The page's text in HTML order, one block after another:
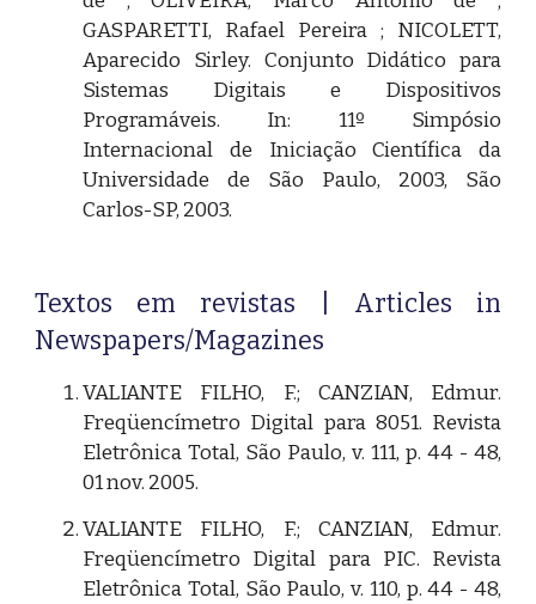
GASPARETTI, Rafael Pereira ; NICOLETT,
Aparecido Sirley. Conjunto Didático para
Sistemas Digitais e Dispositivos
Programáveis. In: 11º Simpósio
Internacional de Iniciação Científica da
Universidade de São Paulo, 2003, São
Carlos-SP, 2003.
Textos em revistas | Articles in
Newspapers/Magazines
VALIANTE FILHO, F.; CANZIAN, Edmur.
Freqüencímetro Digital para 8051. Revista
Eletrônica Total, São Paulo, v. 111, p. 44 - 48,
01 nov. 2005.
VALIANTE FILHO, F.; CANZIAN, Edmur.
Freqüencímetro Digital para PIC. Revista
Eletrônica Total, São Paulo, v. 110, p. 44 - 48,